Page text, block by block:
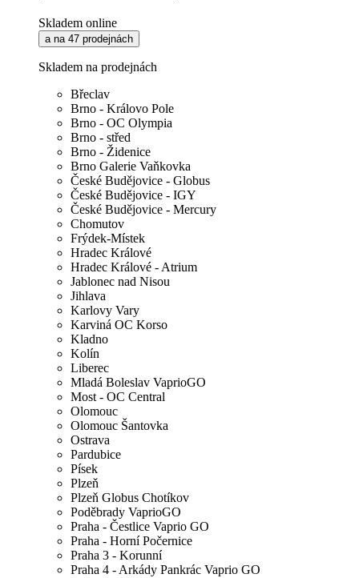
Skladem online
a na 47 prodejnách
Skladem na prodejnách
Břeclav
Brno - Královo Pole
Brno - OC Olympia
Brno - střed
Brno - Židenice
Brno Galerie Vaňkovka
České Budějovice - Globus
České Budějovice - IGY
České Budějovice - Mercury
Chomutov
Frýdek-Místek
Hradec Králové
Hradec Králové - Atrium
Jablonec nad Nisou
Jihlava
Karlovy Vary
Karviná OC Korso
Kladno
Kolín
Liberec
Mladá Boleslav VaprioGO
Most - OC Central
Olomouc
Olomouc Šantovka
Ostrava
Pardubice
Písek
Plzeň
Plzeň Globus Chotíkov
Poděbrady VaprioGO
Praha - Čestlice Vaprio GO
Praha - Horní Počernice
Praha 3 - Korunní
Praha 4 - Arkády Pankrác Vaprio GO